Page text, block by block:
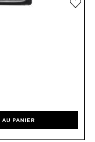
AU PANIER